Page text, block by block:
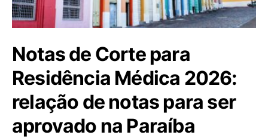
Notas de Corte para
Residência Médica 2026:
relação de notas para ser
aprovado na Paraíba